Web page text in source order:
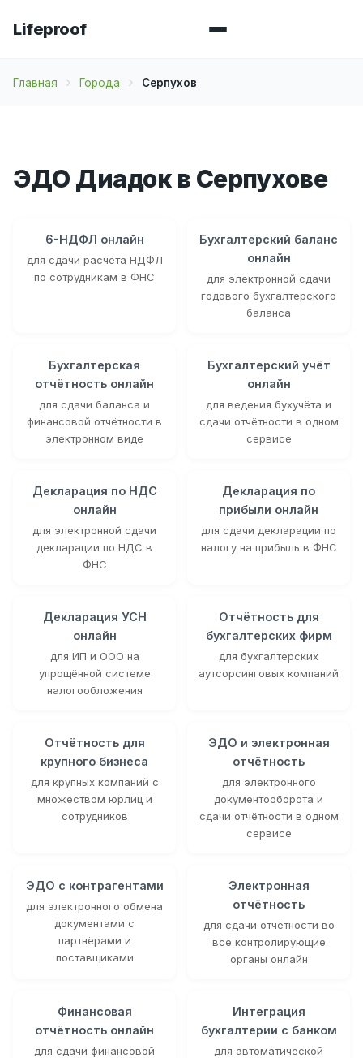
Lifeproof
Главная Города Серпухов
ЭДО Диадок в Серпухове
6-НДФЛ онлайн
для сдачи расчёта НДФЛ
по сотрудникам в ФНС
Бухгалтерский баланс
онлайн
для электронной сдачи
годового бухгалтерского
баланса
Бухгалтерская
отчётность онлайн
для сдачи баланса и
финансовой отчётности в
электронном виде
Бухгалтерский учёт
онлайн
для ведения бухучёта и
сдачи отчётности в одном
сервисе
Декларация по НДС
онлайн
для электронной сдачи
декларации по НДС в
ФНС
Декларация по
прибыли онлайн
для сдачи декларации по
налогу на прибыль в ФНС
Декларация УСН
онлайн
для ИП и ООО на
упрощённой системе
налогообложения
Отчётность для
бухгалтерских фирм
для бухгалтерских
аутсорсинговых компаний
Отчётность для
крупного бизнеса
для крупных компаний с
множеством юрлиц и
сотрудников
ЭДО и электронная
отчётность
для электронного
документооборота и
сдачи отчётности в одном
сервисе
ЭДО с контрагентами
для электронного обмена
документами с
партнёрами и
поставщиками
Электронная
отчётность
для сдачи отчётности во
все контролирующие
органы онлайн
Финансовая
отчётность онлайн
для сдачи финансовой
Интеграция
бухгалтерии с банком
для автоматической